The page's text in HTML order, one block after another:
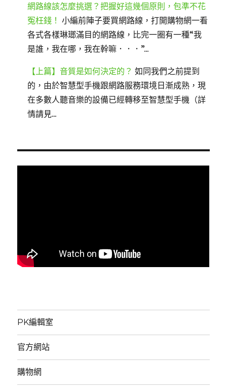
網路線該怎麼挑選？把握好這幾個原則，包準不花
冤枉錢！ 小編前陣子要買網路線，打開購物網一看
各式各樣琳瑯滿目的網路線，比完一圈有一種“我
是誰，我在哪，我在幹嘛．．．”...
【上篇】音質是如何決定的？ 如同我們之前提到
的，由於智慧型手機跟網路服務環境日漸成熟，現
在多數人聽音樂的設備已經轉移至智慧型手機（詳
情請見...
PK編輯室
官方網站
購物網